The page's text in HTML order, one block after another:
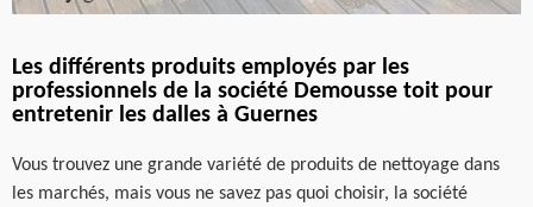
Les différents produits employés par les
professionnels de la société Demousse toit pour
entretenir les dalles à Guernes
Vous trouvez une grande variété de produits de nettoyage dans
les marchés, mais vous ne savez pas quoi choisir, la société